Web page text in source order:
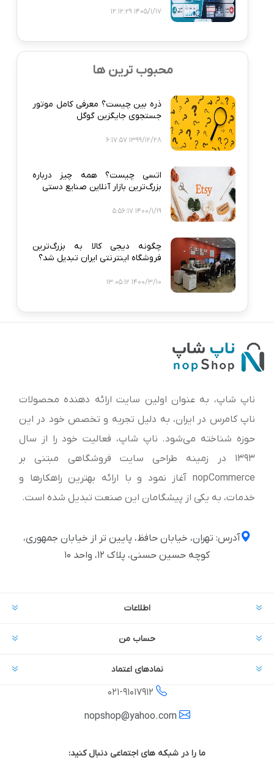
1405/1/17 12:12:29
محبوب ترین ها
ذره‌ بین چیست؟ معرفی کامل موتور
جستجوی جایگزین گوگل
1399/12/28 6:17:57
اتسی چیست؟ همه‌ چیز درباره
بزرگ‌ترین بازار آنلاین صنایع دستی
1400/1/19 5:56:17
چگونه دیجی‌ کالا به بزرگ‌ترین
فروشگاه اینترنتی ایران تبدیل شد؟
1400/3/10 13:05:12
ناپ شاپ، به عنوان اولین سایت ارائه‌ دهنده محصولات
ناپ کامرس در ایران، به دلیل تجربه و تخصص خود در این
حوزه شناخته می‌شود. ناپ شاپ، فعالیت خود را از سال
1393 در زمینه طراحی سایت فروشگاهی مبتنی بر
nopCommerce آغاز نمود و با ارائه بهترین راهکارها و
خدمات، به یکی از پیشگامان این صنعت تبدیل شده است.
آدرس: تهران، خیابان حافظ، پایین تر از خیابان جمهوری،
کوچه حسین حسنی، پلاک ۱۲، واحد ۱۰
اطلاعات
حساب من
نمادهای اعتماد
021-91017912
ما را در شبکه های اجتماعی دنبال کنید: